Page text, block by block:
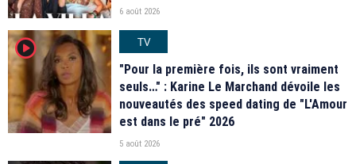
6 août 2026
player2
TV
"Pour la première fois, ils sont vraiment
seuls…" : Karine Le Marchand dévoile les
nouveautés des speed dating de "L'Amour
est dans le pré" 2026
5 août 2026